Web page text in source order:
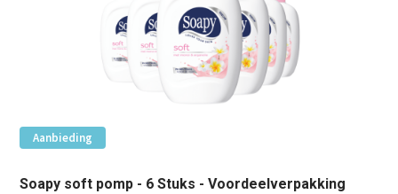
Aanbieding
Soapy soft pomp - 6 Stuks - Voordeelverpakking